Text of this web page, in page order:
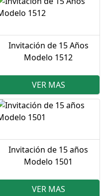
Invitación de 15 Años
Modelo 1512
VER MAS
Invitación de 15 años
Modelo 1501
VER MAS